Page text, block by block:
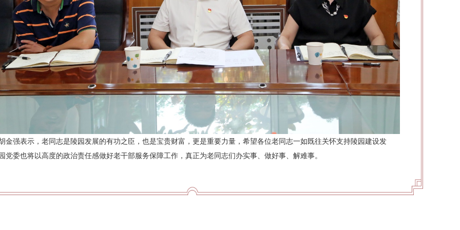
金强表示，老同志是陵园发展的有功之臣，也是宝贵财富，更是重要力量，希望各位老同志一如既往关怀支持陵园建设发
党委也将以高度的政治责任感做好老干部服务保障工作，真正为老同志们办实事、做好事、解难事。